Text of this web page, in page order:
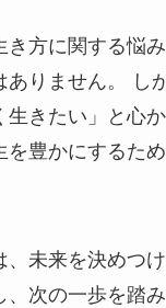
き方に関する悩
ありません。 し
生きたい」と心
を豊かにするた
、未来を決めつ
、次の一歩を踏